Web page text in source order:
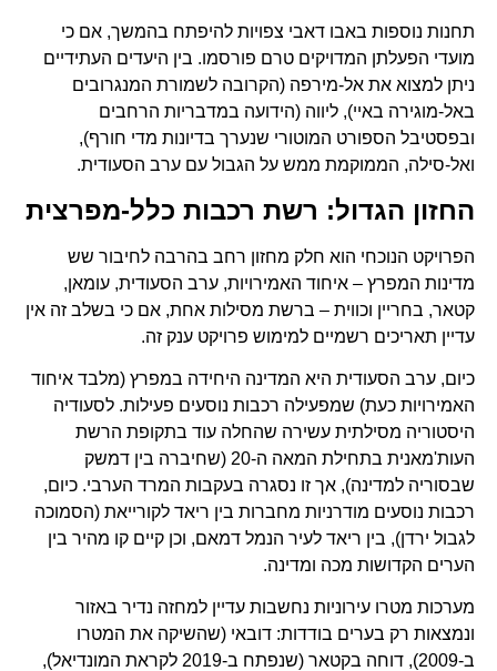
תחנות נוספות באבו דאבי צפויות להיפתח בהמשך, אם כי
מועדי הפעלתן המדויקים טרם פורסמו. בין היעדים העתידיים
ניתן למצוא את אל-מירפה (הקרובה לשמורת המנגרובים
באל-מוגירה באיי), ליווה (הידועה במדבריות הרחבים
ובפסטיבל הספורט המוטורי שנערך בדיונות מדי חורף),
ואל-סילה, הממוקמת ממש על הגבול עם ערב הסעודית.
החזון הגדול: רשת רכבות כלל-מפרצית
הפרויקט הנוכחי הוא חלק מחזון רחב בהרבה לחיבור שש
מדינות המפרץ – איחוד האמירויות, ערב הסעודית, עומאן,
קטאר, בחריין וכווית – ברשת מסילות אחת, אם כי בשלב זה אין
עדיין תאריכים רשמיים למימוש פרויקט ענק זה.
כיום, ערב הסעודית היא המדינה היחידה במפרץ (מלבד איחוד
האמירויות כעת) שמפעילה רכבות נוסעים פעילות. לסעודיה
היסטוריה מסילתית עשירה שהחלה עוד בתקופת הרשת
העות'מאנית בתחילת המאה ה-20 (שחיברה בין דמשק
שבסוריה למדינה), אך זו נסגרה בעקבות המרד הערבי. כיום,
רכבות נוסעים מודרניות מחברות בין ריאד לקורייאת (הסמוכה
לגבול ירדן), בין ריאד לעיר הנמל דמאם, וכן קיים קו מהיר בין
הערים הקדושות מכה ומדינה.
מערכות מטרו עירוניות נחשבות עדיין למחזה נדיר באזור
ונמצאות רק בערים בודדות: דובאי (שהשיקה את המטרו
ב-2009), דוחה בקטאר (שנפתח ב-2019 לקראת המונדיאל),